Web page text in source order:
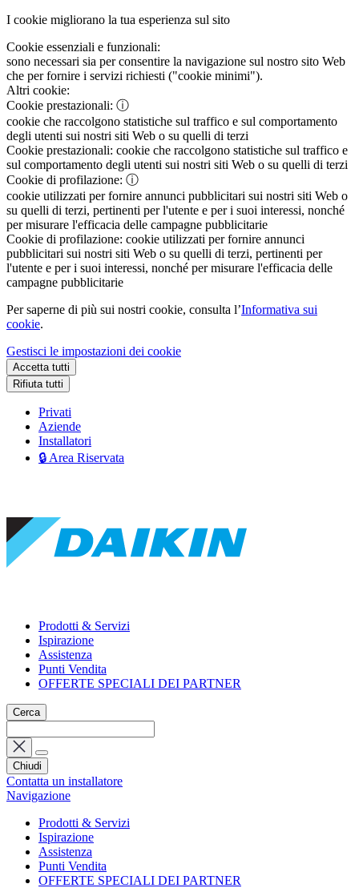
I cookie migliorano la tua esperienza sul sito
Cookie essenziali e funzionali:
sono necessari sia per consentire la navigazione sul nostro sito Web
che per fornire i servizi richiesti ("cookie minimi").
Altri cookie:
Cookie prestazionali: ⓘ
cookie che raccolgono statistiche sul traffico e sul comportamento
degli utenti sui nostri siti Web o su quelli di terzi
Cookie prestazionali: cookie che raccolgono statistiche sul traffico e
sul comportamento degli utenti sui nostri siti Web o su quelli di terzi
Cookie di profilazione: ⓘ
cookie utilizzati per fornire annunci pubblicitari sui nostri siti Web o
su quelli di terzi, pertinenti per l'utente e per i suoi interessi, nonché
per misurare l'efficacia delle campagne pubblicitarie
Cookie di profilazione: cookie utilizzati per fornire annunci
pubblicitari sui nostri siti Web o su quelli di terzi, pertinenti per
l'utente e per i suoi interessi, nonché per misurare l'efficacia delle
campagne pubblicitarie
Per saperne di più sui nostri cookie, consulta l’Informativa sui
cookie.
Gestisci le impostazioni dei cookie
Accetta tutti
Rifiuta tutti
Privati
Aziende
Installatori
🔒 Area Riservata
Prodotti & Servizi
Ispirazione
Assistenza
Punti Vendita
OFFERTE SPECIALI DEI PARTNER
Cerca
Chiudi
Contatta un installatore
Navigazione
Prodotti & Servizi
Ispirazione
Assistenza
Punti Vendita
OFFERTE SPECIALI DEI PARTNER